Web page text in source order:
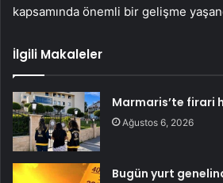
kapsamında önemli bir gelişme
İlgili Makaleler
Marmaris’te firari
Ağustos 6, 2026
Bugün yurt